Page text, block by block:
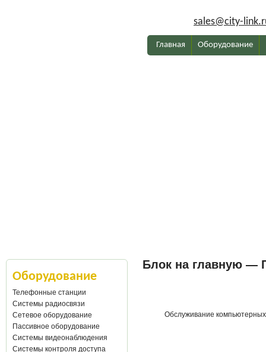
sales@city-
Главная Оборудование
Оборудование
Телефонные станции
Системы радиосвязи
Сетевое оборудование
Пассивное оборудование
Системы видеонаблюдения
Системы контроля доступа
Блок на главную —
Обслуживание